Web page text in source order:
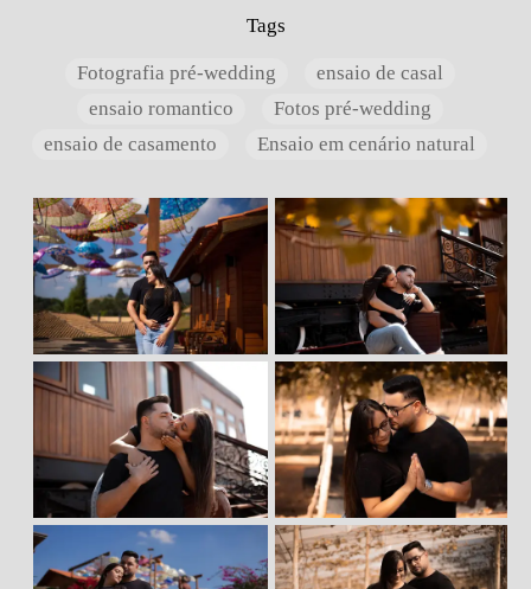
Tags
Fotografia pré-wedding
ensaio de casal
ensaio romantico
Fotos pré-wedding
ensaio de casamento
Ensaio em cenário natural